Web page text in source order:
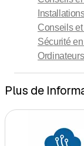
Conseils
Sécurité
Plus de